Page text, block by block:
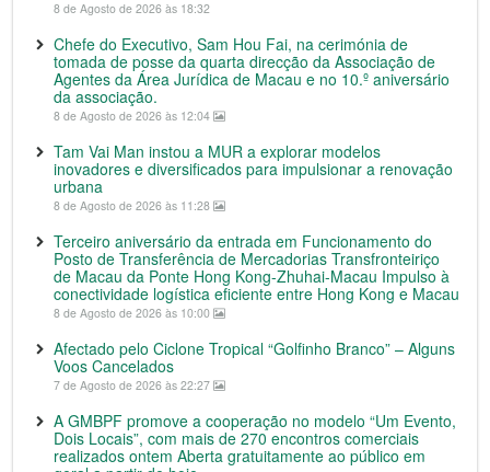
8 de Agosto de 2026 às 18:32
Chefe do Executivo, Sam Hou Fai, na cerimónia de
tomada de posse da quarta direcção da Associação de
Agentes da Área Jurídica de Macau e no 10.º aniversário
da associação.
8 de Agosto de 2026 às 12:04
Tam Vai Man instou a MUR a explorar modelos
inovadores e diversificados para impulsionar a renovação
urbana
8 de Agosto de 2026 às 11:28
Terceiro aniversário da entrada em Funcionamento do
Posto de Transferência de Mercadorias Transfronteiriço
de Macau da Ponte Hong Kong-Zhuhai-Macau Impulso à
conectividade logística eficiente entre Hong Kong e Macau
8 de Agosto de 2026 às 10:00
Afectado pelo Ciclone Tropical “Golfinho Branco” – Alguns
Voos Cancelados
7 de Agosto de 2026 às 22:27
A GMBPF promove a cooperação no modelo “Um Evento,
Dois Locais”, com mais de 270 encontros comerciais
realizados ontem Aberta gratuitamente ao público em